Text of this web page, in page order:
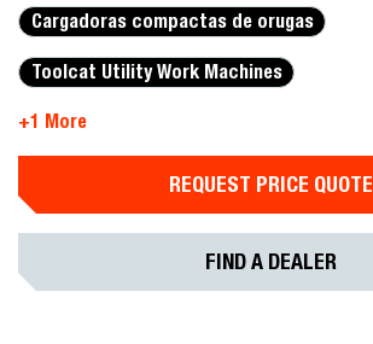
Cargadoras compactas de orugas
Toolcat Utility Work Machines
+1 More
REQUEST PRICE QUOTE
FIND A DEALER